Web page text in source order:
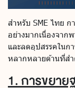
สำหรับ SME ไทย ก
อย่างมากเนื่องจาก
และลดอุปสรรคในก
หลากหลายด้านที่ส
1. การขยา